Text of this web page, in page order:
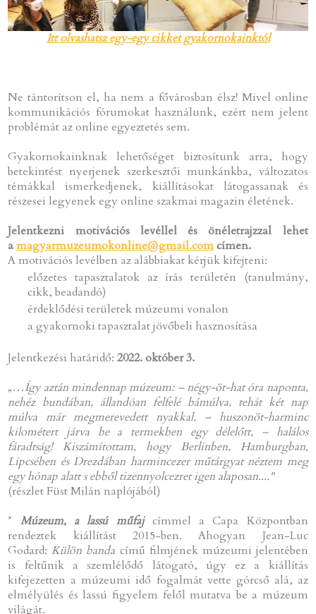
Itt olvashatsz egy-egy cikket gyakornokainktól
Ne tántorítson el, ha nem a fővárosban élsz! Mivel online
kommunikációs fórumokat használunk, ezért nem jelent
problémát az online egyeztetés sem.
Gyakornokainknak lehetőséget biztosítunk arra, hogy
betekintést nyerjenek szerkesztői munkánkba, változatos
témákkal ismerkedjenek, kiállításokat látogassanak és
részesei legyenek egy online szakmai magazin életének.
Jelentkezni motivációs levéllel és önéletrajzzal lehet
amagyarmuzeumokonline@gmail.comcímen.
A motivációs levélben az alábbiakat kérjük kifejteni:
előzetes tapasztalatok az írás területén (tanulmány,
cikk, beadandó)
érdeklődési területek múzeumi vonalon
a gyakornoki tapasztalat jövőbeli hasznosítása
Jelentkezési határidő:2022. október 3.
„…Így aztán mindennap múzeum: – négy-öt-hat óra naponta,
nehéz bundában, állandóan felfelé bámúlva, tehát két nap
múlva már megmerevedett nyakkal, – huszonöt-harminc
kilométert járva be a termekben egy délelőtt, – halálos
fáradtság! Kiszámítottam, hogy Berlinben, Hamburgban,
Lipcsében és Drezdában harmincezer műtárgyat néztem meg
egy hónap alatt s ebből tizennyolcezret igen alaposan...."
(részlet Füst Milán naplójából)
* Múzeum, a lassú műfaj címmel a Capa Központban
rendeztek kiállítást 2015-ben. Ahogyan Jean-Luc
Godard:Külön banda című filmjének múzeumi jelentében
is feltűnik a szemlélődő látogató, úgy ez a kiállítás
kifejezetten a múzeumi idő fogalmát vette górcső alá, az
elmélyülés és lassú figyelem felől mutatva be a múzeum
világát.